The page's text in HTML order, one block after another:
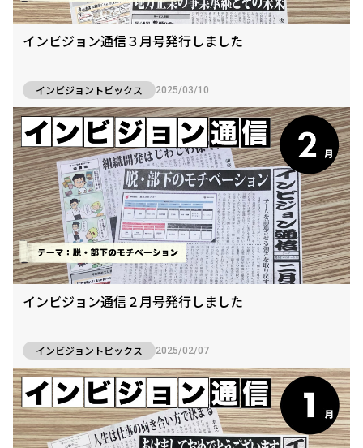
インビジョン通信３月号発行しました
インビジョントピックス 2025/03/10
インビジョン通信２月号発行しました
インビジョントピックス 2025/02/07